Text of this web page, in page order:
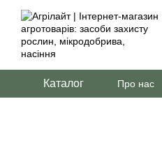
Перейти до основного контенту
Каталог Про нас